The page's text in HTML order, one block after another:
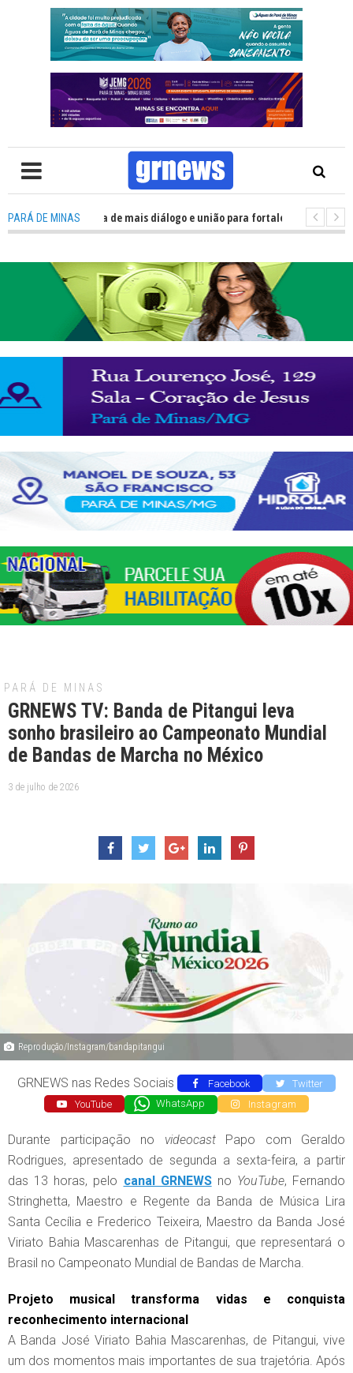
PARÁ DE MINAS
Política precisa de mais diálogo e união para fortalecer Minas e Pará
PARÁ DE MINAS
GRNEWS TV: Banda de Pitangui leva
sonho brasileiro ao Campeonato Mundial
de Bandas de Marcha no México
3 de julho de 2026
Reprodução/Instagram/bandapitangui
GRNEWS nas Redes Sociais Facebook
Twitter
YouTube
WhatsApp Instagram
Durante participação no videocastPapo com Geraldo
Rodrigues, apresentado de segunda a sexta-feira, a partir
das 13 horas, pelo canal GRNEWSno YouTube, Fernando
Stringhetta, Maestro e Regente da Banda de Música Lira
Santa Cecília e Frederico Teixeira, Maestro da Banda José
Viriato Bahia Mascarenhas de Pitangui, que representará o
Brasil no Campeonato Mundial de Bandas de Marcha.
Projeto musical transforma vidas e conquista
reconhecimento internacional
A Banda José Viriato Bahia Mascarenhas, de Pitangui, vive
um dos momentos mais importantes de sua trajetória. Após